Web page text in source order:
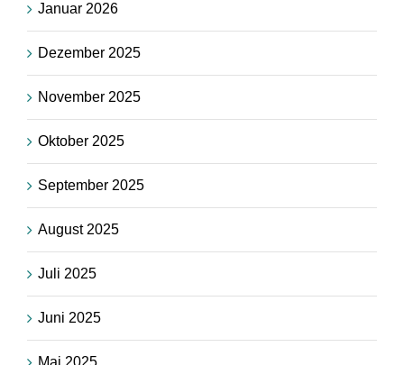
Januar 2026
Dezember 2025
November 2025
Oktober 2025
September 2025
August 2025
Juli 2025
Juni 2025